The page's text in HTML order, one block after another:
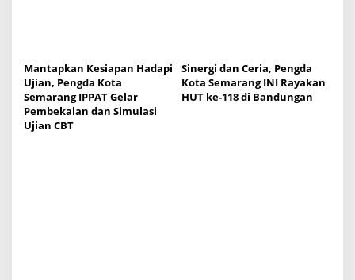
Mantapkan Kesiapan Hadapi
Ujian, Pengda Kota
Semarang IPPAT Gelar
Pembekalan dan Simulasi
Ujian CBT
Sinergi dan Ceria, Pengda
Kota Semarang INI Rayakan
HUT ke-118 di Bandungan